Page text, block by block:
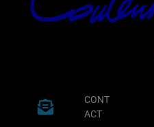
CONT
ACT